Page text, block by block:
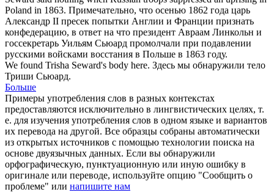
Poland in 1863. Примечательно, что осенью 1862 года царь
Александр II пресек попытки Англии и Франции признать
конфедерацию, в ответ на что президент Авраам Линкольн и
госсекретарь Уильям Сьюард промолчали при подавлении
русскими войсками восстания в Польше в 1863 году.
We found Trisha Seward's body here. Здесь мы обнаружили тело
Триши Сьюард.
Больше
Примеры употребления слов в разных контекстах
предоставляются исключительно в лингвистических целях, т.
е. для изучения употребления слов в одном языке и вариантов
их перевода на другой. Все образцы собраны автоматически
из открытых источников с помощью технологии поиска на
основе двуязычных данных. Если вы обнаружили
орфографическую, пунктуационную или иную ошибку в
оригинале или переводе, используйте опцию "Сообщить о
проблеме" или напишите нам